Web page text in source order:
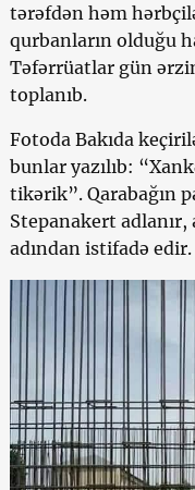
tərəfdən həm
qurbanların olduğu
Təfərrüatlar gün
toplanıb.
Fotoda Bakıda
bunlar yazılıb:
tikərik”. Qarabağın
Stepanakert adlanır,
adından istifadə edir.